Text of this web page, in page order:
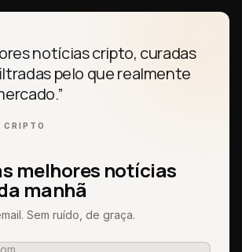
notícias cripto, curadas
pelo que realmente
CRIPTO
melhores notícias
manhã
Sem ruído, de graça.